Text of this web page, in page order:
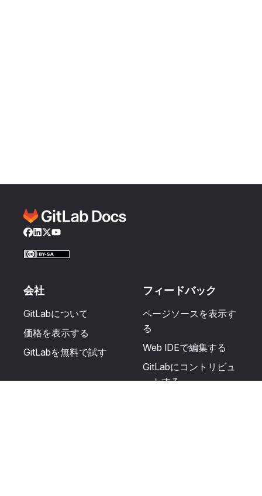
Facebook
LinkedIn
Twitter
YouTube
会社
GitLabについて
価格を表示する
GitLabを無料で試す
フィードバック
ページソースを表示す
る
Web IDEで編集する
GitLabにコントリビュ
ートする